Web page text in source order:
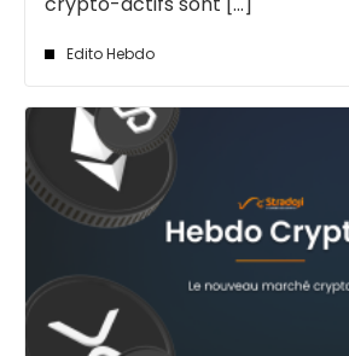
Edito Hebdo